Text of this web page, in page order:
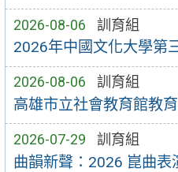
2026-08-06 訓育組
2026年中國文化大學第
2026-08-06 訓育組
高雄市立社會教育館教
2026-07-29 訓育組
曲韻新聲：2026 崑曲表